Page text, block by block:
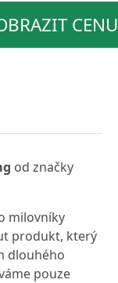
CENU
od značky
milovníky
produkt, který
dlouhého
pouze